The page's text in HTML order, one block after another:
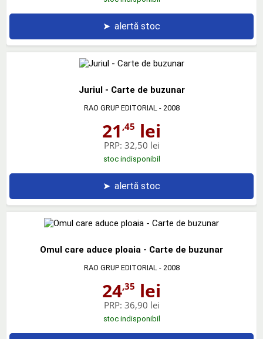
➤ alertă stoc
Juriul - Carte de buzunar
RAO GRUP EDITORIAL - 2008
21 ,45 lei
PRP: 32,50 lei
stoc indisponibil
➤ alertă stoc
Omul care aduce ploaia - Carte de buzunar
RAO GRUP EDITORIAL - 2008
24,35 lei
PRP: 36,90 lei
stoc indisponibil